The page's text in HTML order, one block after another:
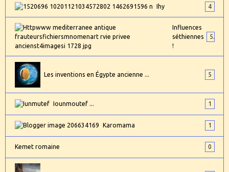
Ihy 4
Influences
séthiennes
!
5
Les inventions en Égypte ancienne ... 5
Iounmoutef ... 1
Karomama 1
Kemet romaine 0